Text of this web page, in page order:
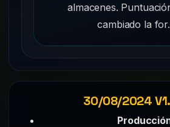
almacenes.
cambiado la
30/08/2024